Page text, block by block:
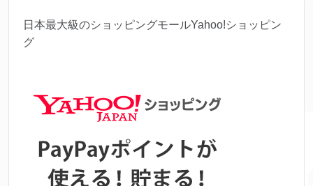
日本最大級のショッピングモールYahoo!ショッピン
グ